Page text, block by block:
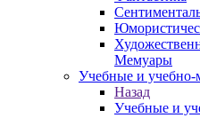
Мемуары
Учебные и учебно-
Назад
Учебные и